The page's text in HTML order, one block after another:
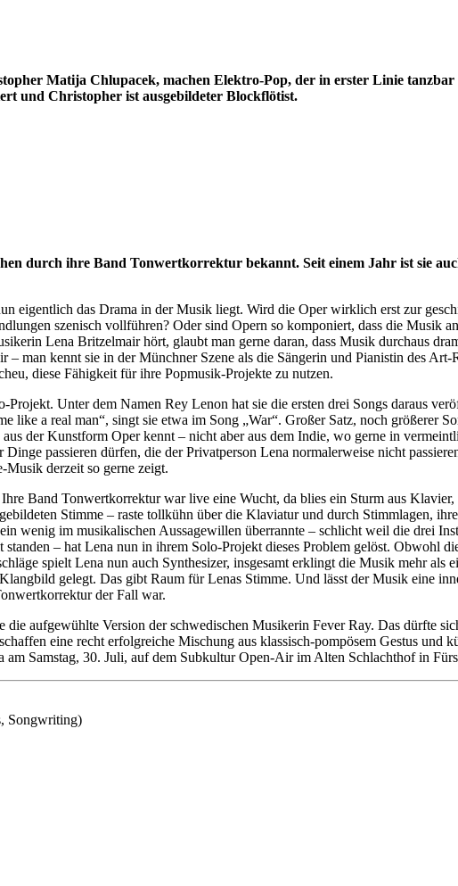
Matija Chlupacek, machen Elektro-Pop, der in erster Linie tanzbar
und Christopher ist ausgebildeter Blockflötist.
durch ihre Band Tonwertkorrektur bekannt. Seit einem Jahr ist sie
eigentlich das Drama in der Musik liegt. Wird die Oper wirklich erst zur
szenisch vollführen? Oder sind Opern so komponiert, dass die Musik
Lena Britzelmair hört, glaubt man gerne daran, dass Musik durchaus
man kennt sie in der Münchner Szene als die Sängerin und Pianistin des
diese Fähigkeit für ihre Popmusik-Projekte zu nutzen.
Projekt. Unter dem Namen Rey Lenon hat sie die ersten drei Songs daraus
like a real man“, singt sie etwa im Song „War“. Großer Satz, noch größerer
der Kunstform Oper kennt – nicht aber aus dem Indie, wo gerne in
passieren dürfen, die der Privatperson Lena normalerweise nicht
Musik derzeit so gerne zeigt.
Band Tonwertkorrektur war live eine Wucht, da blies ein Sturm aus
Stimme – raste tollkühn über die Klaviatur und durch Stimmlagen,
wenig im musikalischen Aussagewillen überrannte – schlicht weil die drei
– hat Lena nun in ihrem Solo-Projekt dieses Problem gelöst. Obwohl
spielt Lena nun auch Synthesizer, insgesamt erklingt die Musik mehr als
gelegt. Das gibt Raum für Lenas Stimme. Und lässt der Musik eine
der Fall war.
aufgewühlte Version der schwedischen Musikerin Fever Ray. Das dürfte
eine recht erfolgreiche Mischung aus klassisch-pompösem Gestus
am Samstag, 30. Juli, auf dem Subkultur Open-Air im Alten Schlachthof in
Songwriting)